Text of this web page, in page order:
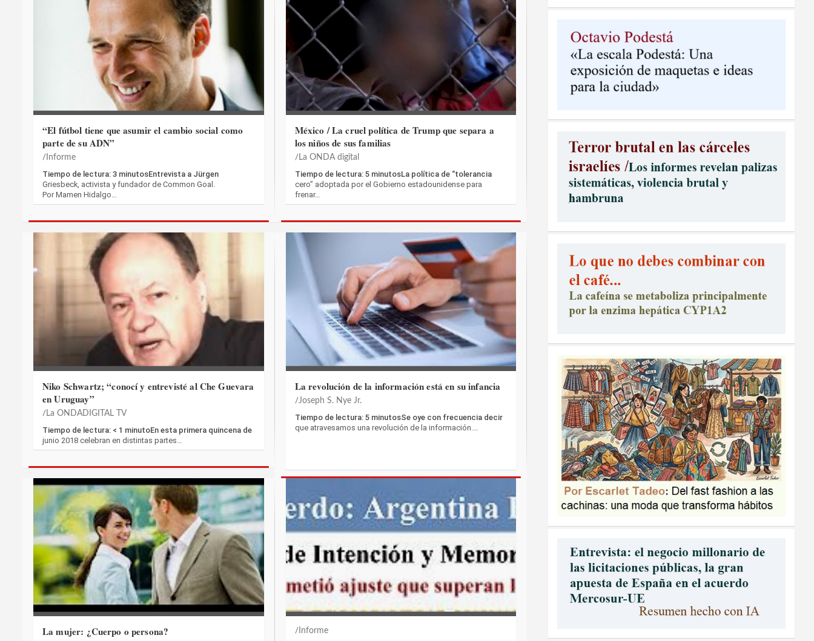
“El fútbol tiene que asumir el cambio social como
parte de su ADN”
Informe
Tiempo de lectura: 3 minutosEntrevista a Jürgen
Griesbeck, activista y fundador de Common Goal.
Por Mamen Hidalgo…
México / La cruel política de Trump que separa a
los niños de sus familias
La ONDA digital
Tiempo de lectura: 5 minutosLa política de “tolerancia
cero” adoptada por el Gobierno estadounidense para
frenar…
Niko Schwartz; “conocí y entrevisté al Che Guevara
en Uruguay”
La ONDADIGITAL TV
Tiempo de lectura: < 1 minutoEn esta primera quincena de
junio 2018 celebran en distintas partes…
La revolución de la información está en su infancia
Joseph S. Nye Jr.
Tiempo de lectura: 5 minutosSe oye con frecuencia decir
que atravesamos una revolución de la información.…
La mujer: ¿Cuerpo o persona? Informe